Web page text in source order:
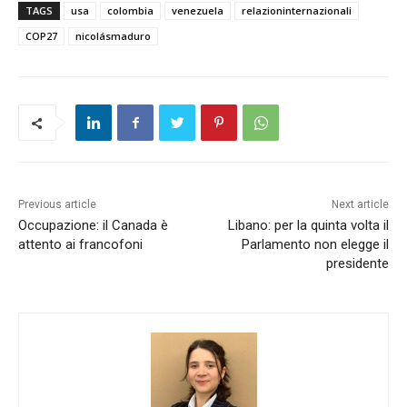
TAGS usa colombia venezuela
relazioninternazionali
COP27
nicolásmaduro
Previous article
Occupazione: il Canada è
attento ai francofoni
Next article
Libano: per la quinta volta il
Parlamento non elegge il
presidente